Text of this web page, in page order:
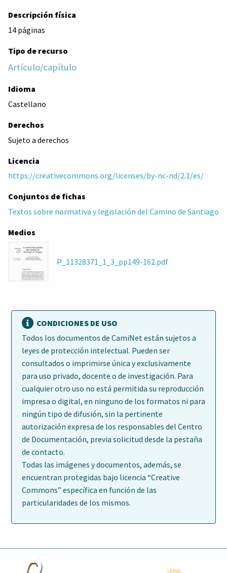
Descripción física
14 páginas
Tipo de recurso
Artículo/capítulo
Idioma
Castellano
Derechos
Sujeto a derechos
Licencia
https://creativecommons.org/licenses/by-nc-nd/2.1/es/
Conjuntos de fichas
Textos sobre normativa y legislación del Camino de Santiago
Medios
P_11328371_1_3_pp149-162.pdf
CONDICIONES DE USO
Todos los documentos de CamiNet están sujetos a
leyes de protección intelectual. Pueden ser
consultados o imprimirse única y exclusivamente
para uso privado, docente o de investigación. Para
cualquier otro uso no está permitida su reproducción
impresa o digital, en ninguno de los formatos ni para
ningún tipo de difusión, sin la pertinente
autorización expresa de los responsables del Centro
de Documentación, previa solicitud desde la pestaña
de contacto.
Todas las imágenes y documentos, además, se
encuentran protegidas bajo licencia “Creative
Commons” específica en función de las
particularidades de los mismos.